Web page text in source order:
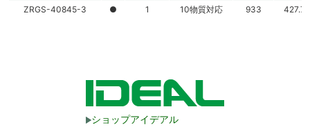
ZRGS-40845-3 ● 1 10物質対応 933 427.7
ショップアイデアル